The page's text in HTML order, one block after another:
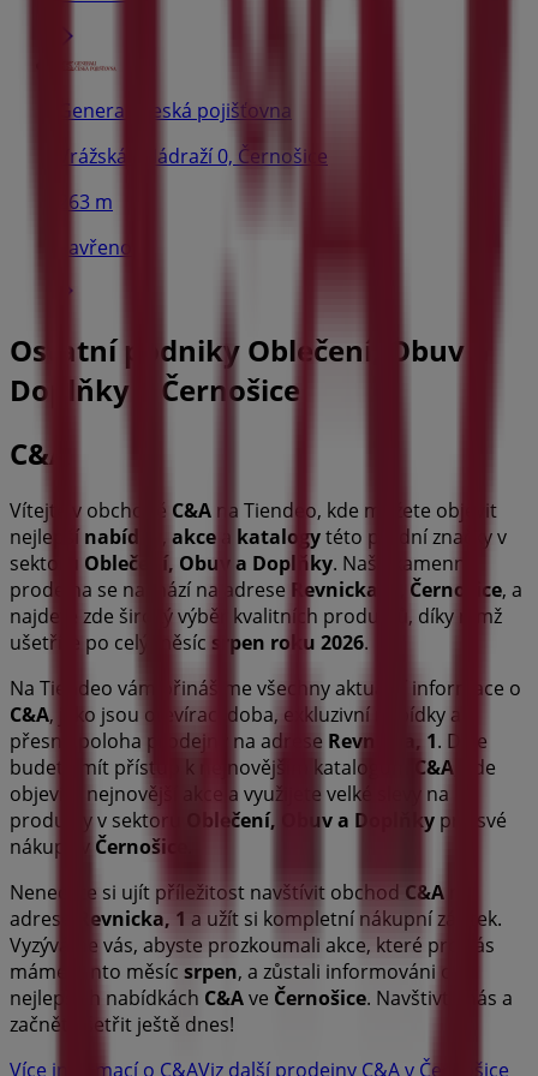
Generali Česká pojišťovna
Vrážská - Nádraží 0, Černošice
263 m
Zavřeno
Ostatní podniky Oblečení, Obuv a
Doplňky v Černošice
C&A
Vítejte v obchodě C&A na Tiendeo, kde můžete objevit
nejlepší nabídky , akce katalogytéto přední značky v
sektoru Oblečení, Obuv a Doplňky. Naše kamenná
prodejna se nachází na adrese Revnicka, 1 Černošice, a
najdete zde široký výběr kvalitních produktů, díky nimž
ušetříte po celý měsíc srpen roku 2026.
Na Tiendeo vám přinášíme všechny aktuální informace o
C&A, jako jsou otevírací doba, exkluzivní nabídky a
přesná poloha prodejny na adrese Revnicka, 1. Dále
budete mít přístup k nejnovějším katalogům
C&A , kde
objevíte nejnovější akce a využijete velké slevy na
produkty v sektoru
Oblečení, Obuv a Doplňky pro své
nákupy v Černošice
Nenechte si ujít příležitost navštívit obchod C&A
adrese
Revnicka, 1 a užít si kompletní nákupní zážitek.
Vyzýváme vás, abyste prozkoumali akce, které pro vás
máme tento měsíc srpen, a zůstali informováni o
nejlepších nabídkách C&Ave Černošice. Navštivte nás a
začněte šetřit ještě dnes!
Více informací o C&AViz další prodejny C&A v Černošice